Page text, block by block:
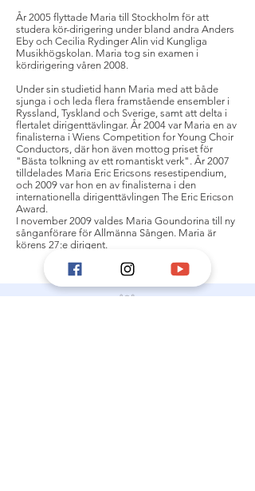
År 2005 flyttade Maria till Stockholm för att
studera kör-dirigering under bland andra Anders
Eby och Cecilia Rydinger Alin vid Kungliga
Musikhögskolan. Maria tog sin examen i
kördirigering våren 2008.
Under sin studietid hann Maria med att både
sjunga i och leda flera framstående ensembler i
Ryssland, Tyskland och Sverige, samt att delta i
flertalet dirigenttävlingar. År 2004 var Maria en av
finalisterna i Wiens Competition for Young Choir
Conductors, där hon även mottog priset för
"Bästa tolkning av ett romantiskt verk". År 2007
tilldelades Maria Eric Ericsons resestipendium,
och 2009 var hon en av finalisterna i den
internationella dirigenttävlingen The Eric Ericson
Award.
I november 2009 valdes Maria Goundorina till ny
sånganförare för Allmänna Sången. Maria är
körens 27:e dirigent.